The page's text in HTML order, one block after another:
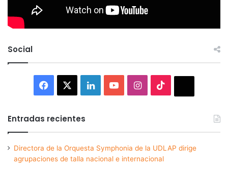
Social
Facebook LinkedInYouTubeInstagram
Entradas recientes
Directora de la Orquesta Symphonia de la UDLAP dirige
agrupaciones de talla nacional e internacional